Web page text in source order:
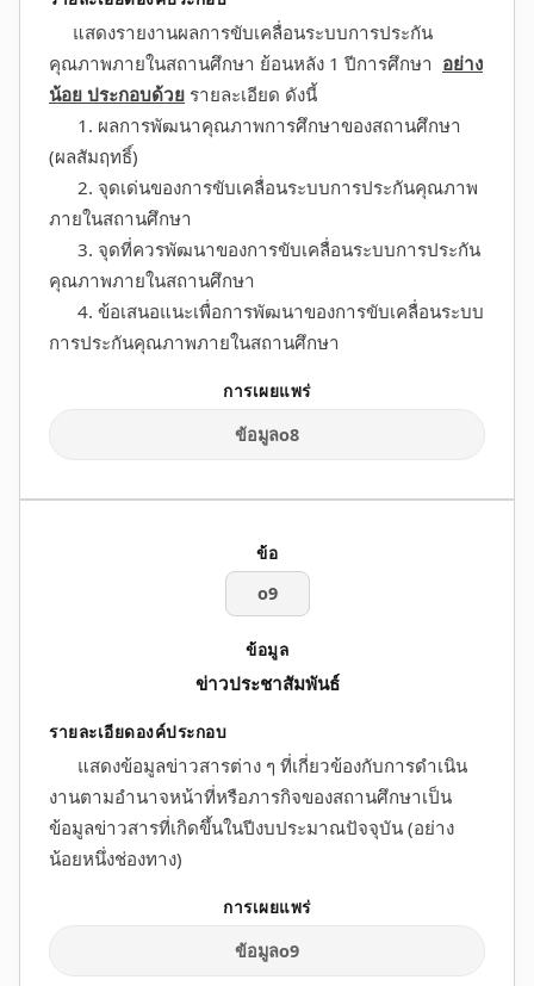
แสดงรายงานผลการขับเคลื่อนระบบการประกัน
คุณภาพภายในสถานศึกษา ย้อนหลัง 1 ปีการศึกษา อย่าง
น้อย ประกอบด้วย รายละเอียด ดังนี้
1. ผลการพัฒนาคุณภาพการศึกษาของสถานศึกษา
(ผลสัมฤทธิ์)
2. จุดเด่นของการขับเคลื่อนระบบการประกันคุณภาพ
ภายในสถานศึกษา
3. จุดที่ควรพัฒนาของการขับเคลื่อนระบบการประกัน
คุณภาพภายในสถานศึกษา
4. ข้อเสนอแนะเพื่อการพัฒนาของการขับเคลื่อนระบบ
การประกันคุณภาพภายในสถานศึกษา
ข้อมูลo8
o9
ข่าวประชาสัมพันธ์
แสดงข้อมูลข่าวสารต่าง ๆ ที่เกี่ยวข้องกับการดำเนิน
งานตามอำนาจหน้าที่หรือภารกิจของสถานศึกษาเป็น
ข้อมูลข่าวสารที่เกิดขึ้นในปีงบประมาณปัจจุบัน (อย่าง
น้อยหนึ่งช่องทาง)
ข้อมูลo9